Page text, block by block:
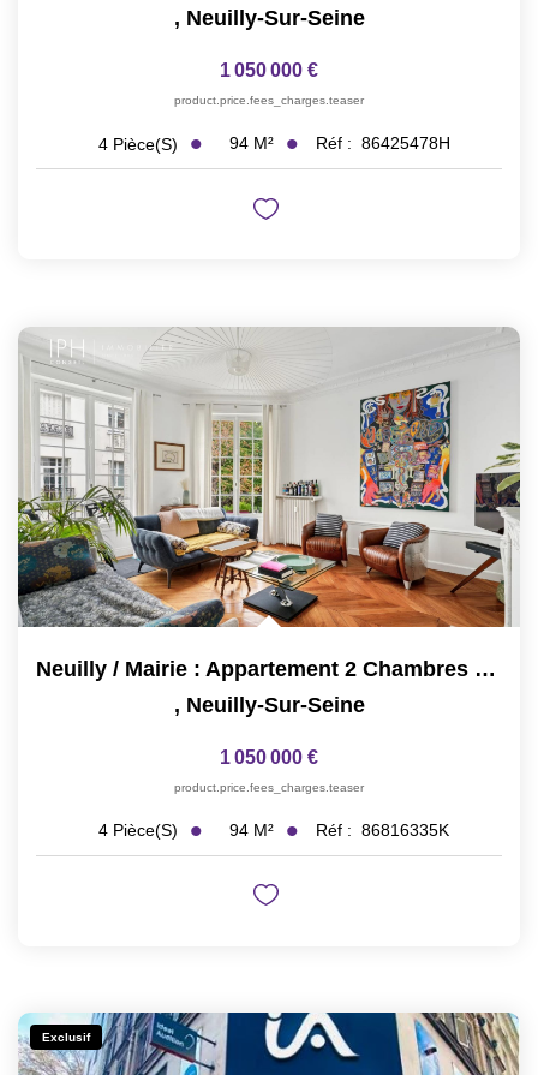
, Neuilly-Sur-Seine
1 050 000 €
product.price.fees_charges.teaser
4 Pièce(s) 94 M² Réf : 86425478H
Neuilly / Mairie : Appartement 2 Chambres Refait À Neuf
, Neuilly-Sur-Seine
1 050 000 €
product.price.fees_charges.teaser
4 Pièce(s) 94 M² Réf : 86816335K
Exclusif